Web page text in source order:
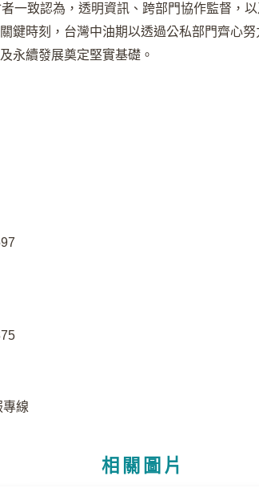
一致認為，透明資訊、跨部門協作監督，
鍵時刻，台灣中油期以透過公私部門齊心
永續發展奠定堅實基礎。
線
相關圖片